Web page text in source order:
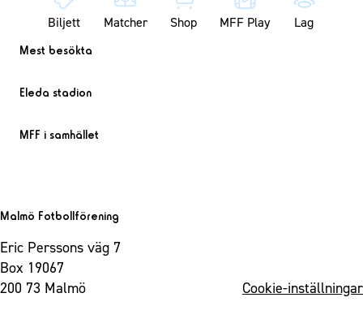
Biljett Matcher Shop MFF Play Lag
Mest besökta
Eleda stadion
MFF i samhället
Malmö Fotbollförening
Eric Perssons väg 7
Box 19067
200 73 Malmö
Cookie-inställningar